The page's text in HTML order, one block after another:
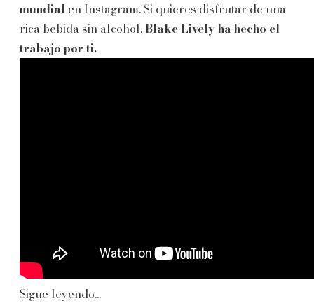
mundial en Instagram. Si quieres disfrutar de una
rica bebida sin alcohol, Blake Lively ha hecho el
trabajo por ti.
Sigue leyendo...